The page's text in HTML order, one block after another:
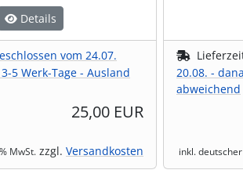
Details
vom 24.07.
5 Werk-Tage - Ausland
25,00 EUR
MwSt. zzgl. Versandkosten
20.08. -
abweichend
inkl.